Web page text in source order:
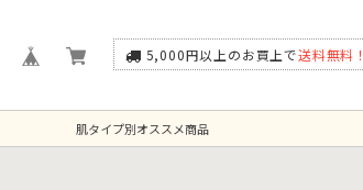
5,000円以上のお買上で送料無料！
肌タイプ別オススメ商品